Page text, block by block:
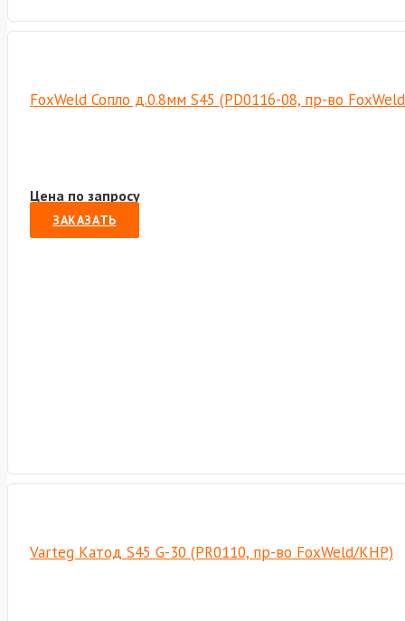
FoxWeld Сопло д.0.8мм S45 (PD0116-08, пр-во
Цена по запросу
ЗАКАЗАТЬ
Varteg Катод S45 G-30 (PR0110, пр-во FoxWeld/КНР)